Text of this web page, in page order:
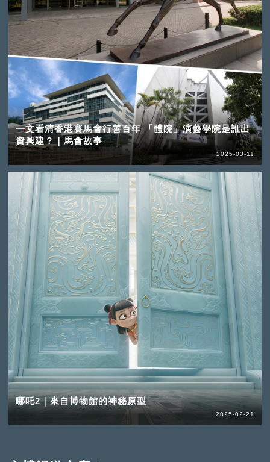
一文看清香港賽馬會行善百年 「體院」演藝學院是誰出
資興建？｜馬會故事
2025-03-11
哪吒2｜來自博物館的神秘原型
2025-02-21